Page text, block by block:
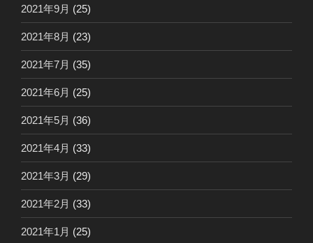
2021年9月 (25)
2021年8月 (23)
2021年7月 (35)
2021年6月 (25)
2021年5月 (36)
2021年4月 (33)
2021年3月 (29)
2021年2月 (33)
2021年1月 (25)